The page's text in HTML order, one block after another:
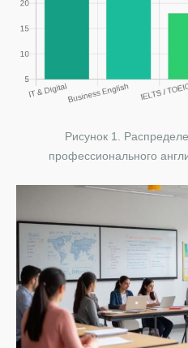
Рисунок 1.
профессионального